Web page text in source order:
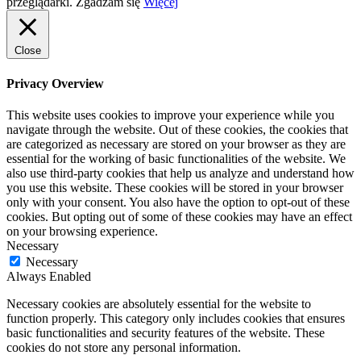
Close
Privacy Overview
This website uses cookies to improve your experience while you
navigate through the website. Out of these cookies, the cookies that
are categorized as necessary are stored on your browser as they are
essential for the working of basic functionalities of the website. We
also use third-party cookies that help us analyze and understand how
you use this website. These cookies will be stored in your browser
only with your consent. You also have the option to opt-out of these
cookies. But opting out of some of these cookies may have an effect
on your browsing experience.
Necessary
Necessary
Always Enabled
Necessary cookies are absolutely essential for the website to
function properly. This category only includes cookies that ensures
basic functionalities and security features of the website. These
cookies do not store any personal information.